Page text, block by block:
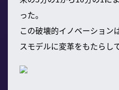
った。
この破壊的イノベーション
スモデルに変革をもたらし